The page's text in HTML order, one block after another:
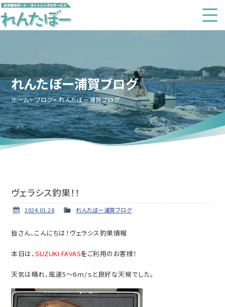
れんたぼー浦賀ブログ
ホーム ブログ れんたぼー浦賀ブログ
ヴェラシス釣果！！
2024.01.28 れんたぼー浦賀ブログ
皆さん、こんにちは！ヴェラシス釣果情報
本日は、SUZUKI FAVASをご利用のお客様！
天気は晴れ、風速5～6ｍ/ｓと良好な天候でした。